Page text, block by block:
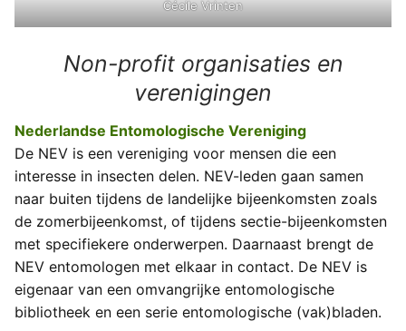
Cécile Vrinten
Non-profit organisaties en
verenigingen
Nederlandse Entomologische Vereniging
De NEV is een vereniging voor mensen die een
interesse in insecten delen. NEV-leden gaan samen
naar buiten tijdens de landelijke bijeenkomsten zoals
de zomerbijeenkomst, of tijdens sectie-bijeenkomsten
met specifiekere onderwerpen. Daarnaast brengt de
NEV entomologen met elkaar in contact. De NEV is
eigenaar van een omvangrijke entomologische
bibliotheek en een serie entomologische (vak)bladen.